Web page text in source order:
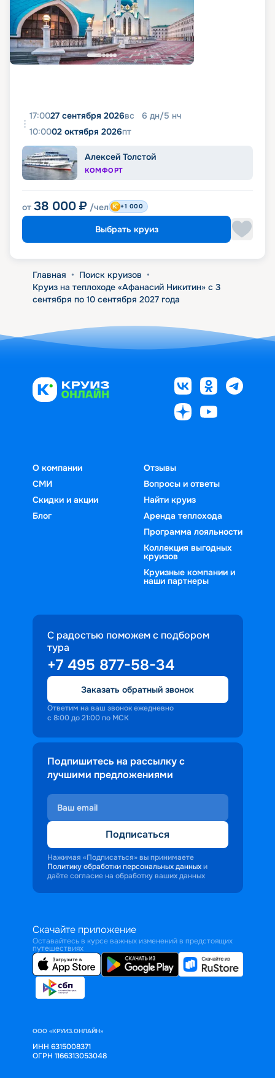
17:0027 сентября 2026вс 6 дн/5 нч
10:0002 октября 2026пт
Алексей Толстой
КОМФОРТ
от 38 000 ₽ /чел +1 000
Выбрать круиз
Главная • Поиск круизов •
Круиз на теплоходе «Афанасий Никитин» с 3
сентября по 10 сентября 2027 года
О компании
СМИ
Скидки и акции
Блог
Отзывы
Вопросы и ответы
Найти круиз
Аренда теплохода
Программа лояльности
Коллекция выгодных
круизов
Круизные компании и
наши партнеры
С радостью поможем с подбором
тура
+7 495 877-58-34
Заказать обратный звонок
Ответим на ваш звонок ежедневно
с 8:00 до 21:00 по МСК
Подпишитесь на рассылку с
лучшими предложениями
Подписаться
Нажимая «Подписаться» вы принимаете
Политику обработки персональных данных и
даёте согласие на обработку ваших данных
Скачайте приложение
Оставайтесь в курсе важных изменений в предстоящих
путешествиях
ООО «КРУИЗ.ОНЛАЙН»
ИНН 6315008371
ОГРН 1166313053048